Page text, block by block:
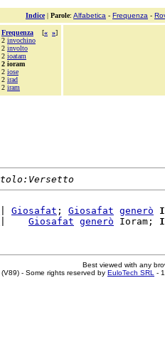
Indice| Parole: Alfabetica - Frequenza -
Frequenza [« »]
2 invochino
2 involto
2 ioatam
2 ioram
2 iose
2 irad
2 iram
Giosafat ; Giosafat generò
Giosafat generò Ioram;
Best viewed with any
(V89) - Some rights reserved by EuloTech SRL -